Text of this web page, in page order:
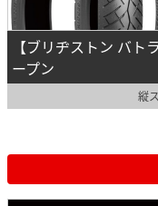
【ブリヂストン バ
ープン
縦